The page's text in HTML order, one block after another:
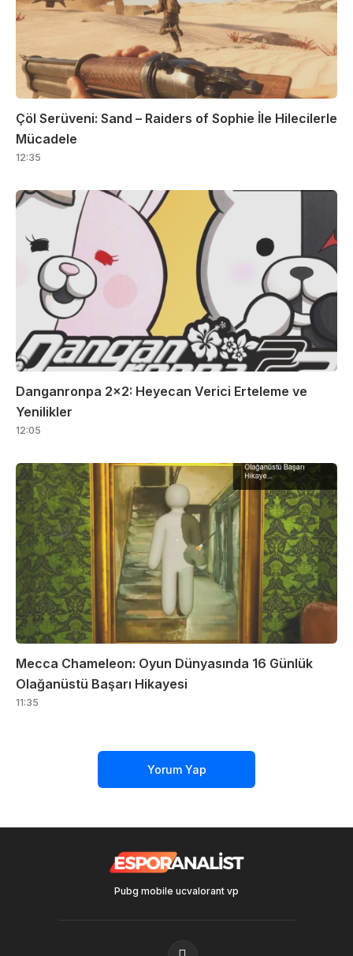
Çöl Serüveni: Sand – Raiders of Sophie İle Hilecilerle
Mücadele
12:35
Danganronpa 2×2: Heyecan Verici Erteleme ve
Yenilikler
12:05
Mecca Chameleon: Oyun Dünyasında 16 Günlük
Olağanüstü Başarı Hikayesi
11:35
Yorum Yap
Pubg mobile ucvalorant vp